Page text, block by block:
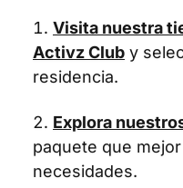
Visita nuestra
Activz Club y
residencia.
Explora
paquete que
necesidades.